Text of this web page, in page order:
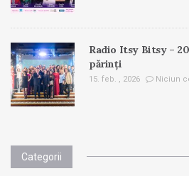
Radio Itsy Bitsy –
părinți
15. feb. , 2026 Niciun
Categorii